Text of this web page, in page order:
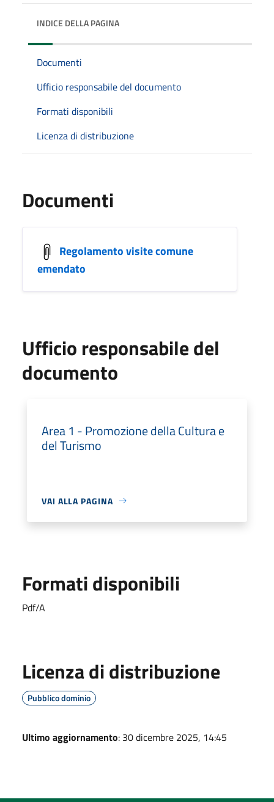
INDICE DELLA PAGINA
Documenti
Ufficio responsabile del documento
Formati disponibili
Licenza di distribuzione
Documenti
Regolamento visite comune
emendato
Ufficio responsabile del
documento
Area 1 - Promozione della Cultura e
del Turismo
VAI ALLA PAGINA
Formati disponibili
Pdf/A
Licenza di distribuzione
Pubblico dominio
Ultimo aggiornamento: 30 dicembre 2025, 14:45